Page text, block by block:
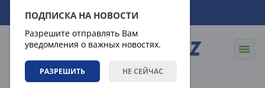
ПОДПИСКА НА НОВОСТИ
Разрешите отправлять Вам
уведомления о важных новостях.
РАЗРЕШИТЬ НЕ СЕЙЧАС
10.08.2026 13:08:45